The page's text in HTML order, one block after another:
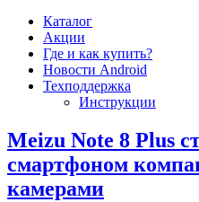
Каталог
Акции
Где и как купить?
Новости Android
Техподдержка
Инструкции
Meizu Note 8 Plus
смартфоном
камерами